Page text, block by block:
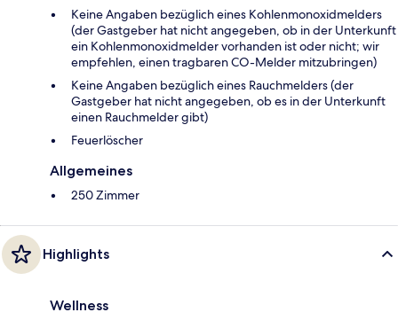
Keine Angaben bezüglich eines Kohlenmonoxidmelders
(der Gastgeber hat nicht angegeben, ob in der Unterkunft
ein Kohlenmonoxidmelder vorhanden ist oder nicht; wir
empfehlen, einen tragbaren CO-Melder mitzubringen)
Keine Angaben bezüglich eines Rauchmelders (der
Gastgeber hat nicht angegeben, ob es in der Unterkunft
einen Rauchmelder gibt)
Feuerlöscher
Allgemeines
250 Zimmer
Highlights
Wellness